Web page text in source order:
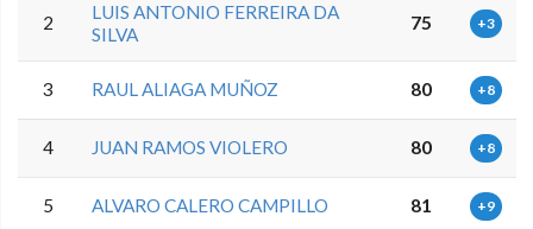
2
LUIS ANTONIO FERREIRA DA
SILVA
75 +3
3 RAUL ALIAGA MUÑOZ 80 +8
4 JUAN RAMOS VIOLERO 80 +8
5 ALVARO CALERO CAMPILLO 81 +9